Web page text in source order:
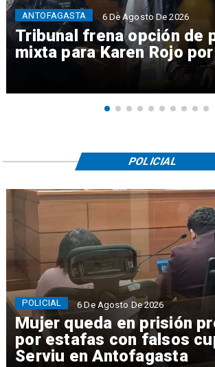
Tribunal frena opción de
mixta para Karen Rojo
ANTOFAGASTA 6 De Agosto De 2026
Mujer queda en prisión
por estafas con falsos
Serviu en Antofagasta
POLICIAL 6 De Agosto De 2026
POLICIAL